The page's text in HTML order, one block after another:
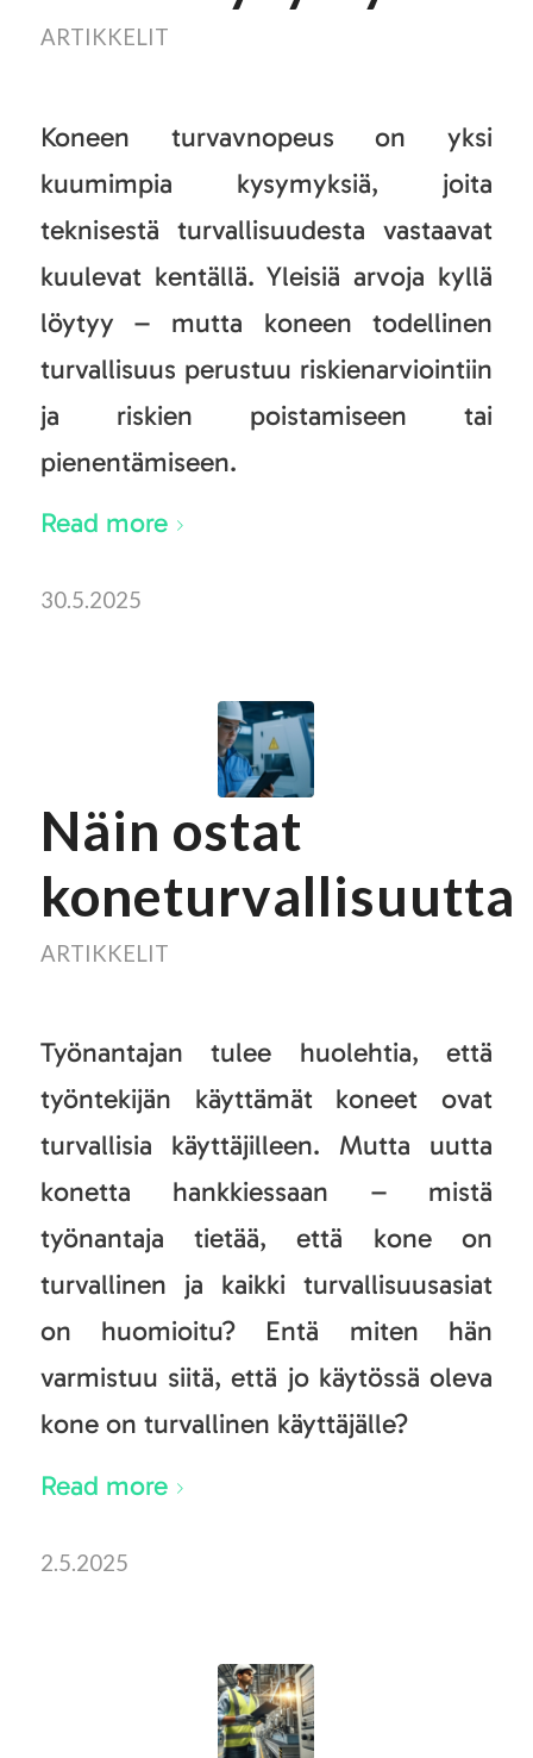
ARTIKKELIT
Koneen turvavnopeus on yksi
kuumimpia kysymyksiä, joita
teknisestä turvallisuudesta vastaavat
kuulevat kentällä. Yleisiä arvoja kyllä
löytyy – mutta koneen todellinen
turvallisuus perustuu riskienarviointiin
ja riskien poistamiseen tai
pienentämiseen.
Read more
30.5.2025
Näin ostat
koneturvallisuutta
ARTIKKELIT
Työnantajan tulee huolehtia, että
työntekijän käyttämät koneet ovat
turvallisia käyttäjilleen. Mutta uutta
konetta hankkiessaan – mistä
työnantaja tietää, että kone on
turvallinen ja kaikki turvallisuusasiat
on huomioitu? Entä miten hän
varmistuu siitä, että jo käytössä oleva
kone on turvallinen käyttäjälle?
Read more
2.5.2025